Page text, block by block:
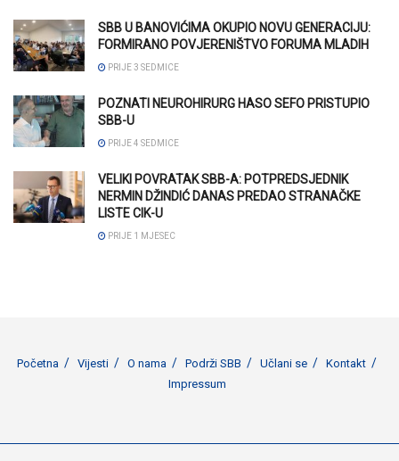
SBB U BANOVIĆIMA OKUPIO NOVU GENERACIJU:
FORMIRANO POVJERENIŠTVO FORUMA MLADIH
PRIJE 3 SEDMICE
POZNATI NEUROHIRURG HASO SEFO PRISTUPIO
SBB-U
PRIJE 4 SEDMICE
VELIKI POVRATAK SBB-A: POTPREDSJEDNIK
NERMIN DŽINDIĆ DANAS PREDAO STRANAČKE
LISTE CIK-U
PRIJE 1 MJESEC
Početna Vijesti O nama Podrži SBB Učlani se
Kontakt
Impressum